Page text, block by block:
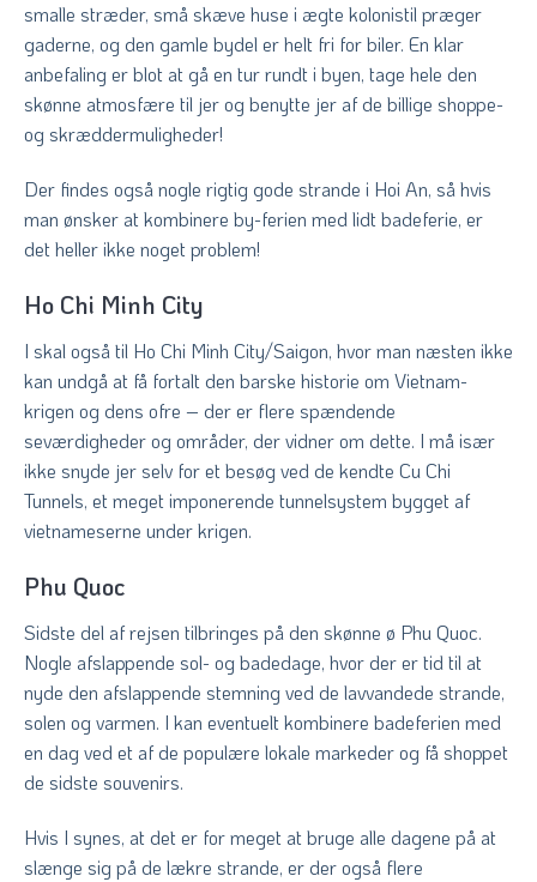
smalle stræder, små skæve huse i ægte kolonistil præger
gaderne, og den gamle bydel er helt fri for biler. En klar
anbefaling er blot at gå en tur rundt i byen, tage hele den
skønne atmosfære til jer og benytte jer af de billige shoppe-
og skræddermuligheder!
Der findes også nogle rigtig gode strande i Hoi An, så hvis
man ønsker at kombinere by-ferien med lidt badeferie, er
det heller ikke noget problem!
Ho Chi Minh City
I skal også til Ho Chi Minh City/Saigon, hvor man næsten ikke
kan undgå at få fortalt den barske historie om Vietnam-
krigen og dens ofre – der er flere spændende
seværdigheder og områder, der vidner om dette. I må især
ikke snyde jer selv for et besøg ved de kendte Cu Chi
Tunnels, et meget imponerende tunnelsystem bygget af
vietnameserne under krigen.
Phu Quoc
Sidste del af rejsen tilbringes på den skønne ø Phu Quoc.
Nogle afslappende sol- og badedage, hvor der er tid til at
nyde den afslappende stemning ved de lavvandede strande,
solen og varmen. I kan eventuelt kombinere badeferien med
en dag ved et af de populære lokale markeder og få shoppet
de sidste souvenirs.
Hvis I synes, at det er for meget at bruge alle dagene på at
slænge sig på de lækre strande, er der også flere